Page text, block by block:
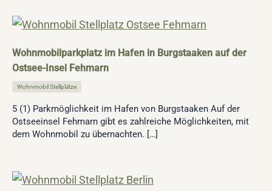
Wohnmobilparkplatz im Hafen in Burgstaaken auf der
Ostsee-Insel Fehmarn
Wohnmobil Stellplätze
5 (1) Parkmöglichkeit im Hafen von Burgstaaken Auf der
Ostseeinsel Fehmarn gibt es zahlreiche Möglichkeiten, mit
dem Wohnmobil zu übernachten. […]